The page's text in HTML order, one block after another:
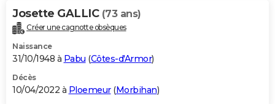
Josette GALLIC (73 ans)
Créer une cagnotte obsèques
Naissance
31/10/1948 à Pabu (Côtes-d'Armor)
Décès
10/04/2022 à Ploemeur(Morbihan)